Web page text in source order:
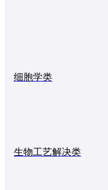
细胞学类
生物工艺解决类